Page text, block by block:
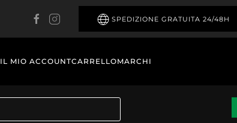
SPEDIZIONE GRATUITA 24/48H
IL MIO ACCOUNTCARRELLOMARCHI